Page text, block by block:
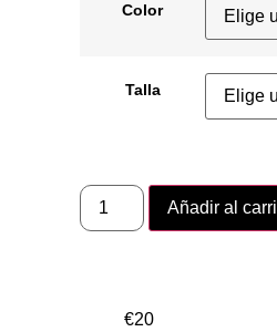
Color
Talla
Añadir al
€20